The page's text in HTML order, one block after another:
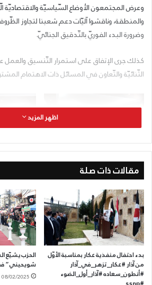
وعرض المجتمعون الأوضاع السّياسيّة والاقتصاديّة
والمنطقة، وناقشوا آليّات دعم شعبنا لتجاوز
وضرورة البدء الفوريّ بالتّدقيق الجنائيّ.
كذلك جرى الإتفاق على استمرار التّنسيق والعمل
الثّنائيّة والتّعاون في المسائل ذات الاهتمام
اظهر المزيد
مقالات ذات صلة
بدء احتفال منفذية عكار بمناسبة الأوّل
من آذار #عكار_تزهر_في_آذار
#أنطون_سعاده #آذار_أول_الضوء
الحزب يشيّع
شويحيني”
08/02/2025